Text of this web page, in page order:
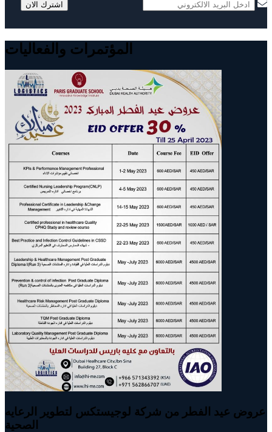
المؤتمرات والفعاليات
عروض عيد الفطر من شركة لوجيستكس لتطوير الرعايه
الصحية